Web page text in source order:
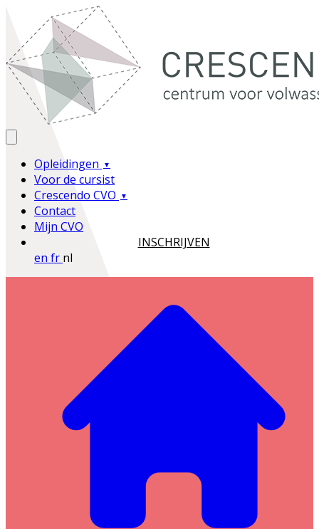
Opleidingen
Voor de cursist
Crescendo CVO
Contact
Mijn CVO
INSCHRIJVEN
en fr nl